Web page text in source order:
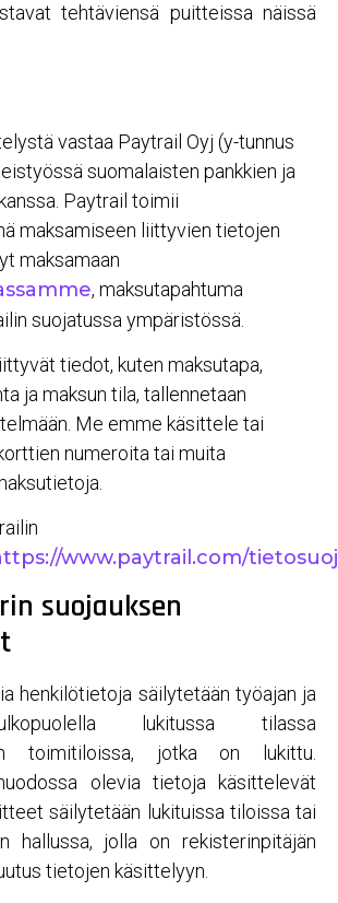
tehtäviensä puitteissa näissä
vastaa Paytrail Oyj (y-tunnus
suomalaisten pankkien ja
Paytrail toimii
maksamiseen liittyvien tietojen
maksamaan
, maksutapahtuma
suojatussa ympäristössä.
tiedot, kuten maksutapa,
ja maksun tila, tallennetaan
Me emme käsittele tai
numeroita tai muita
www.paytrail.com/
suojauksen
henkilötietoja säilytetään työajan ja
lukitussa tilassa
toimitiloissa, jotka on lukittu.
olevia tietoja käsittelevät
säilytetään lukituissa tiloissa tai
hallussa, jolla on rekisterinpitäjän
tietojen käsittelyyn.